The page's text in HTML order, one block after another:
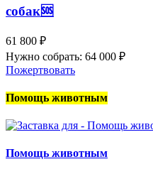
собак🆘️
61 800 ₽
Нужно собрать: 64 000 ₽
Пожертвовать
Помощь животным
Помощь животным